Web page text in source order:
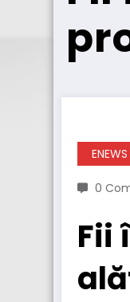
ENEWS
0
Fii